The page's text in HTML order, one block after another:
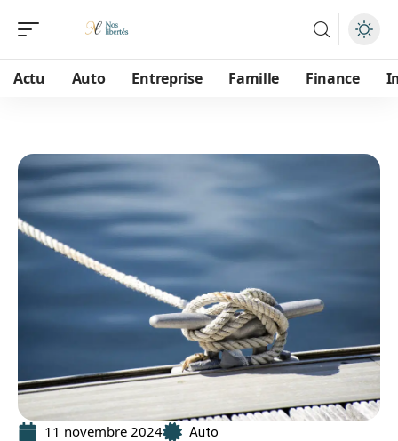
Actu Auto Entreprise Famille Finance
11 novembre 2024 Auto